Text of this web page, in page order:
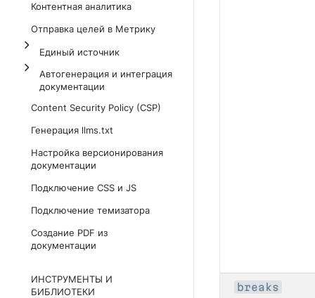
Контентная аналитика
Отправка целей в Метрику
Единый источник
Автогенерация и интеграция
документации
Content Security Policy (CSP)
Генерация llms.txt
Настройка версионирования
документации
Подключение CSS и JS
Подключение темизатора
Создание PDF из
документации
ИНСТРУМЕНТЫ И
БИБЛИОТЕКИ
breaks